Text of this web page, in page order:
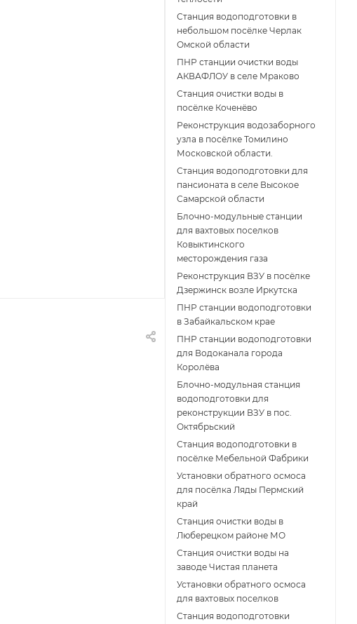
Станция водоподготовки в
небольшом посёлке Черлак
Омской области
ПНР станции очистки воды
АКВАФЛОУ в селе Мраково
Станция очистки воды в
посёлке Коченёво
Реконструкция водозаборного
узла в посёлке Томилино
Московской области.
Станция водоподготовки для
пансионата в селе Высокое
Самарской области
Блочно-модульные станции
для вахтовых поселков
Ковыктинского
месторождения газа
Реконструкция ВЗУ в посёлке
Дзержинск возле Иркутска
ПНР станции водоподготовки
в Забайкальском крае
ПНР станции водоподготовки
для Водоканала города
Королёва
Блочно-модульная станция
водоподготовки для
реконструкции ВЗУ в пос.
Октябрьский
Станция водоподготовки в
посёлке Мебельной Фабрики
Установки обратного осмоса
для посёлка Ляды Пермский
край
Станция очистки воды в
Люберецком районе МО
Станция очистки воды на
заводе Чистая планета
Установки обратного осмоса
для вахтовых поселков
Станция водоподготовки